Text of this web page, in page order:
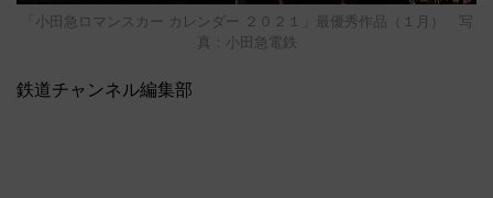
「小田急ロマンスカー カレンダー ２０２１」最優秀作品（１月） 写
真：小田急電鉄
鉄道チャンネル編集部